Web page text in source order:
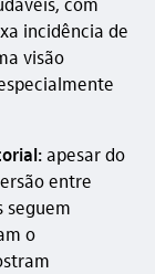
incidência de
visão
apesar do
entre
seguem
o